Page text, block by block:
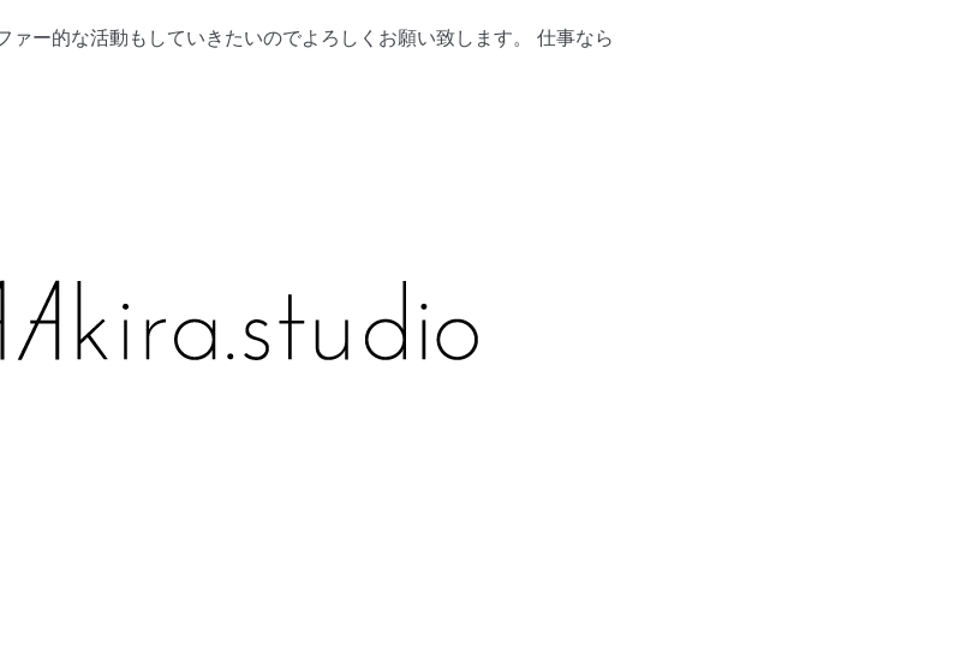
ァー的な活動もしていきたいのでよろしくお願い致します。 仕事なら